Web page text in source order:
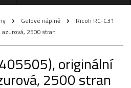
Gelové náplně
Ricoh RC-C31
2500 stran
originální
2500 stran